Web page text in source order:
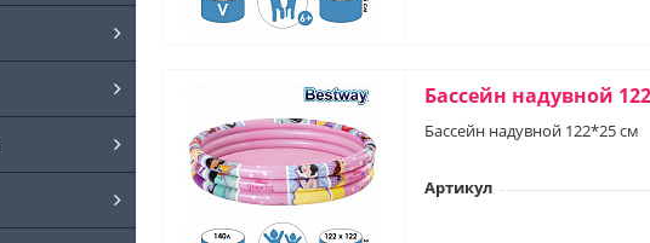
Бассейн надувной
Бассейн надувной 122*25 см
Артикул